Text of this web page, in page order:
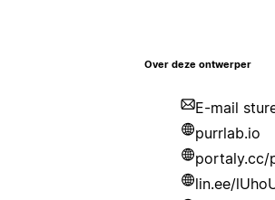
Over deze ontwerper
E-mail
purrlab.io
portaly.cc/
lin.ee/